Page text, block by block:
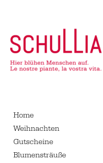
überspringen
Home
Weihnachten
Gutscheine
Blumensträuße